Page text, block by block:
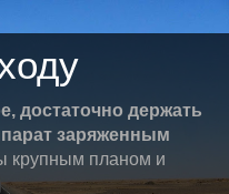
достаточно держать
заряженным
крупным планом и